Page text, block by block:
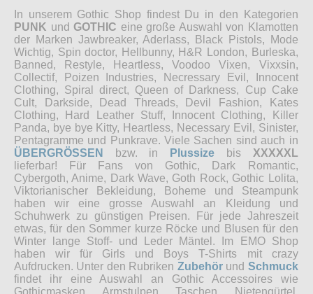
In unserem Gothic Shop findest Du in den Kategorien
PUNK und GOTHIC eine große Auswahl von Klamotten
der Marken Jawbreaker, Aderlass, Black Pistols, Mode
Wichtig, Spin doctor, Hellbunny, H&R London, Burleska,
Banned, Restyle, Heartless, Voodoo Vixen, Vixxsin,
Collectif, Poizen Industries, Necressary Evil, Innocent
Clothing, Spiral direct, Queen of Darkness, Cup Cake
Cult, Darkside, Dead Threads, Devil Fashion, Kates
Clothing, Hard Leather Stuff, Innocent Clothing, Killer
Panda, bye bye Kitty, Heartless, Necessary Evil, Sinister,
Pentagramme und Punkrave. Viele Sachen sind auch in
ÜBERGRÖSSEN
bzw. in Plussize bis XXXXXL
lieferbar! Für Fans von Gothic, Dark Romantic,
Cybergoth, Anime, Dark Wave, Goth Rock, Gothic Lolita,
Viktorianischer Bekleidung, Boheme und Steampunk
haben wir eine grosse Auswahl an Kleidung und
Schuhwerk zu günstigen Preisen. Für jede Jahreszeit
etwas, für den Sommer kurze Röcke und Blusen für den
Winter lange Stoff- und Leder Mäntel. Im EMO Shop
haben wir für Girls und Boys T-Shirts mit crazy
Aufdrucken. Unter den Rubriken Zubehörund Schmuck
findet ihr eine Auswahl an Gothic Accessoires wie
Gothicmasken, Armstulpen, Taschen, Nietengürtel,